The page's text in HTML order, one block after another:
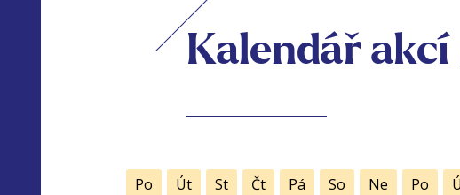
Kalendář akcí
Po
Út
St
Čt
Pá
So
Ne
Po